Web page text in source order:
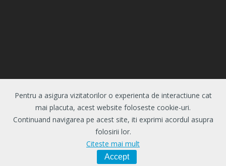
Pentru a asigura vizitatorilor o experienta de interactiune cat
mai placuta, acest website foloseste cookie-uri.
Continuand navigarea pe acest site, iti exprimi acordul asupra
folosirii lor.
Citeste mai mult
Accept
© 2026 Centrul de Evaluare si Analize Educationale.
Toate drepturile rezervate.
confidentialitate |Politica de cookie-uri